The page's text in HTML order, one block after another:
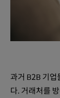
과거 B2B 기업
다. 거래처를